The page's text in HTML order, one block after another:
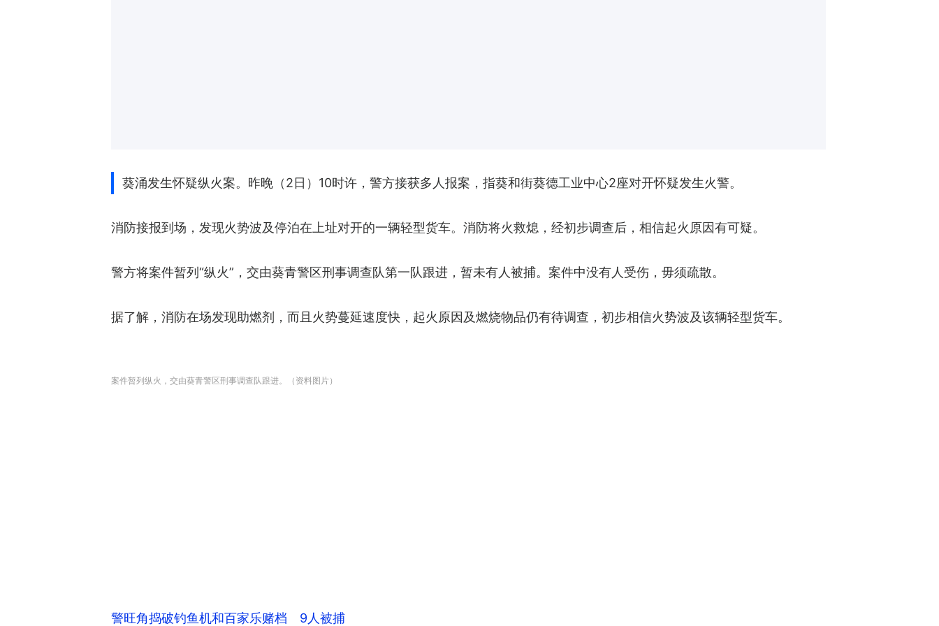
葵涌发生怀疑纵火案。昨晚（2日）10时许，警方接获多人报案，指葵和街葵德工业中心2座对开怀疑发生火警。
消防接报到场，发现火势波及停泊在上址对开的一辆轻型货车。消防将火救熄，经初步调查后，相信起火原因有可疑。
警方将案件暂列“纵火”，交由葵青警区刑事调查队第一队跟进，暂未有人被捕。案件中没有人受伤，毋须疏散。
据了解，消防在场发现助燃剂，而且火势蔓延速度快，起火原因及燃烧物品仍有待调查，初步相信火势波及该辆轻型货车。
案件暂列纵火，交由葵青警区刑事调查队跟进。（资料图片）
警旺角捣破钓鱼机和百家乐赌档 9人被捕